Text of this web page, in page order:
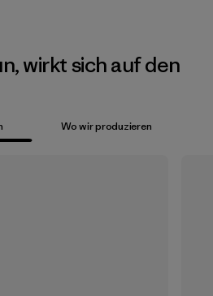
wirkt sich auf den
Wo wir produzieren